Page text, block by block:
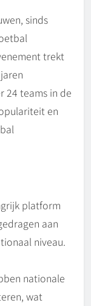
sinds
trekt
24 teams in de
en
platform
aan
niveau.
nationale
wat